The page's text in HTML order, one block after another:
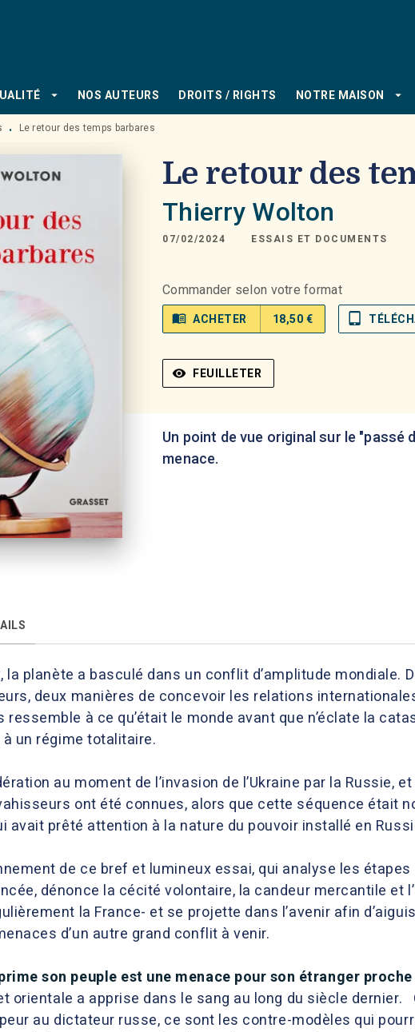
arrow_drop_down NOS AUTEURS DROITS / RIGHTS NOTRE MAISON arrow_drop_down
• Le retour des temps barbares
Le retour des
Thierry Wolton
07/02/2024 ESSAIS ET DOCUMENTS
Commander selon votre format
menu_book ACHETER 18,50 € tablet_mac
visibility FEUILLETER
Un point de vue original sur le "passé
menace.
la planète a basculé dans un conflit d’amplitude mondiale.
deux manières de concevoir les relations
ressemble à ce qu’était le monde avant que n’éclate la
un régime totalitaire.
au moment de l’invasion de l’Ukraine par la Russie,
ont été connues, alors que cette séquence était
avait prêté attention à la nature du pouvoir installé en
de ce bref et lumineux essai, qui analyse les
dénonce la cécité volontaire, la candeur mercantile et
la France- et se projette dans l’avenir afin
d’un autre grand conflit à venir.
son peuple est une menace pour son étranger proche
orientale a apprise dans le sang au long du siècle dernier.
peur au dictateur russe, ce sont les contre-modèles qui